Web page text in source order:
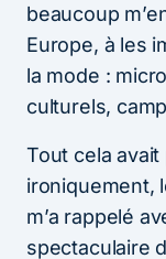
beaucoup
Europe, à les
la mode :
culturels,
Tout cela
ironiquement,
m’a rappelé
spectaculaire